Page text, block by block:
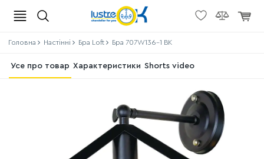
Головна Настінні Бра Loft Бра 707W136-1 BK
Усе про товар Характеристики Shorts video